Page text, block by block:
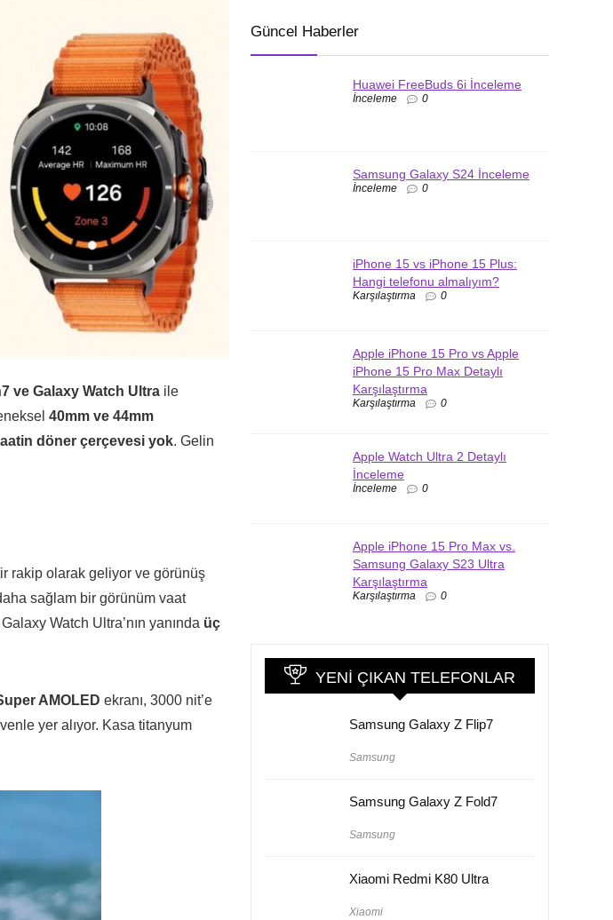
ve Galaxy Watch Ultra ile
40mm ve 44mm
döner çerçevesi yok. Gelin
rakip olarak geliyor ve görünüş
sağlam bir görünüm vaat
Watch Ultra’nın yanında üç
AMOLED ekranı, 3000 nit’e
yer alıyor. Kasa titanyum
Güncel Haberler
Huawei FreeBuds 6i İnceleme
İnceleme 0
Samsung Galaxy S24 İnceleme
İnceleme 0
iPhone 15 vs iPhone 15 Plus:
Hangi telefonu almalıyım?
Karşılaştırma 0
Apple iPhone 15 Pro vs Apple
iPhone 15 Pro Max Detaylı
Karşılaştırma
Karşılaştırma 0
Apple Watch Ultra 2 Detaylı
İnceleme
İnceleme 0
Apple iPhone 15 Pro Max vs.
Samsung Galaxy S23 Ultra
Karşılaştırma
Karşılaştırma 0
YENI ÇIKAN TELEFONLAR
Samsung Galaxy Z Flip7
Samsung
Samsung Galaxy Z Fold7
Samsung
Xiaomi Redmi K80 Ultra
Xiaomi